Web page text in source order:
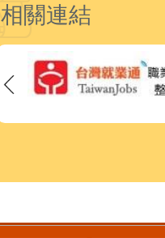
相關連結